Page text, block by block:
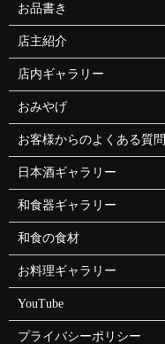
お品書き
店主紹介
店内ギャラリー
おみやげ
お客様からのよくある質問
日本酒ギャラリー
和食器ギャラリー
和食の食材
お料理ギャラリー
YouTube
プライバシーポリシー